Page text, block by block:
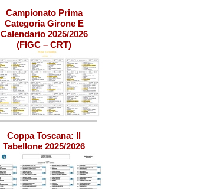
Campionato Prima
Categoria Girone E
Calendario 2025/2026
(FIGC – CRT)
Coppa Toscana: Il
Tabellone 2025/2026